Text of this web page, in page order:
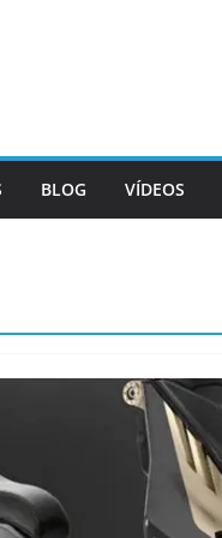
BLOG VÍDEOS